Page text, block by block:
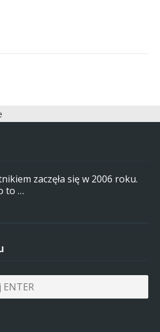
zaczęła się w 2006 roku.
to …